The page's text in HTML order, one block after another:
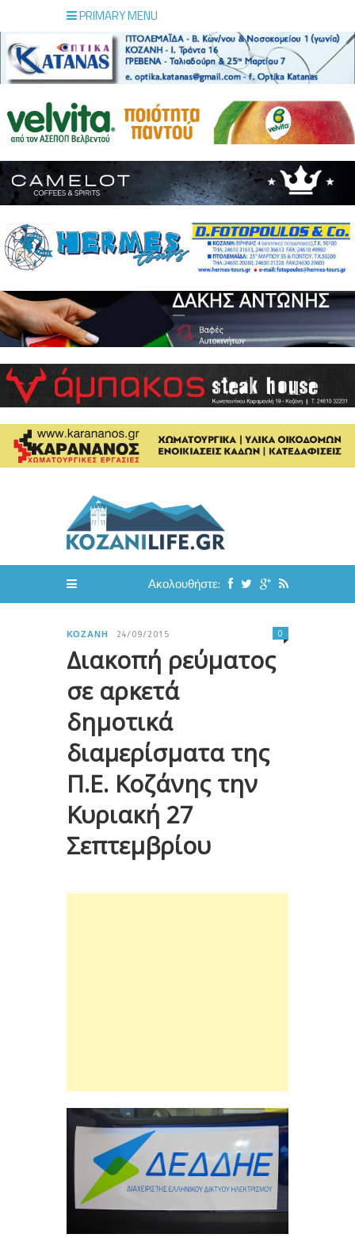
PRIMARY MENU
Ακολουθήστε:
ΚΟΖΆΝΗ 24/09/2015
Διακοπή ρεύματος
σε αρκετά
δημοτικά
διαμερίσματα της
Π.Ε. Κοζάνης την
Κυριακή 27
Σεπτεμβρίου
0